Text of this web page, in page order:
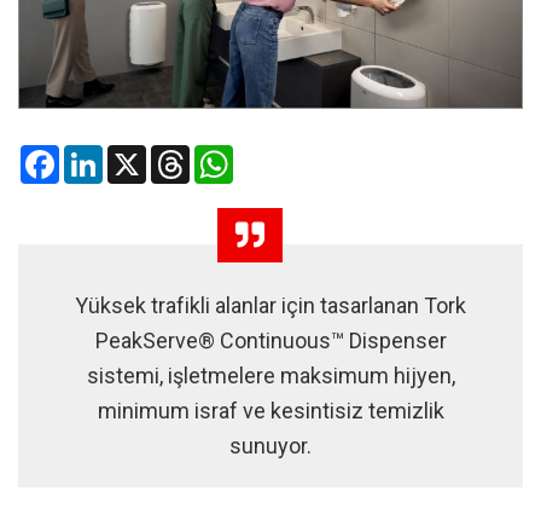
FacebookLinkedIn
X Threads
Yüksek trafikli alanlar için tasarlanan Tork
PeakServe® Continuous™ Dispenser
sistemi, işletmelere maksimum hijyen,
minimum israf ve kesintisiz temizlik
sunuyor.